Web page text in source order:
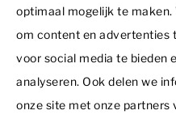
Achternaam *
E-mailadres *
Dormio Residence Costa
Dormio Resort Berck-sur-Mer
Dormio Resort Costa Blanca
Projecten in ontwikkeling
Over ons
Dormio Resorts & Hotels
optimaal mogelijk te
om content en advertenties
voor social media te bieden
analyseren. Ook delen we
onze site met onze partners